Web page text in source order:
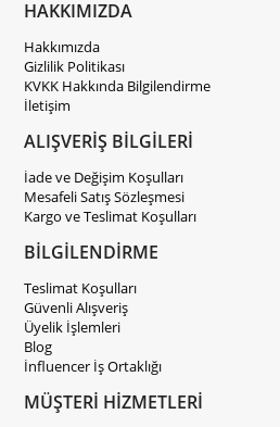
HAKKIMIZDA
Hakkımızda
Gizlilik Politikası
KVKK Hakkında Bilgilendirme
İletişim
ALIŞVERİŞ BİLGİLERİ
İade ve Değişim Koşulları
Mesafeli Satış Sözleşmesi
Kargo ve Teslimat Koşulları
BİLGİLENDİRME
Teslimat Koşulları
Güvenli Alışveriş
Üyelik İşlemleri
Blog
İnfluencer İş Ortaklığı
MÜŞTERİ HİZMETLERİ